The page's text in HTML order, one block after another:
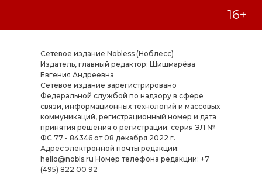
Сетевое издание Nobless (Ноблесс)
Издатель, главный редактор: Шишмарёва
Евгения Андреевна
Cетевое издание зарегистрировано
Федеральной службой по надзору в сфере
связи, информационных технологий и массовых
коммуникаций, регистрационный номер и дата
принятия решения о регистрации: серия ЭЛ №
ФС 77 - 84346 от 08 декабря 2022 г.
Адрес электронной почты редакции:
hello@nobls.ru Номер телефона редакции: +7
(495) 822 00 92